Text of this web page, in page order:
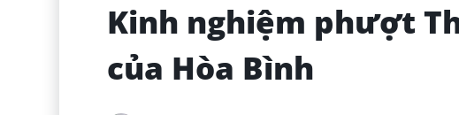
Kinh nghiệm phượt
của Hòa Bình